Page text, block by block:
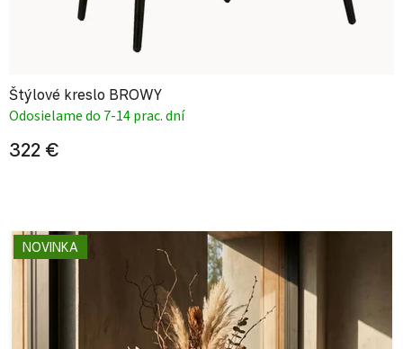
Štýlové kreslo BROWY
Odosielame do 7-14 prac. dní
322 €
NOVINKA